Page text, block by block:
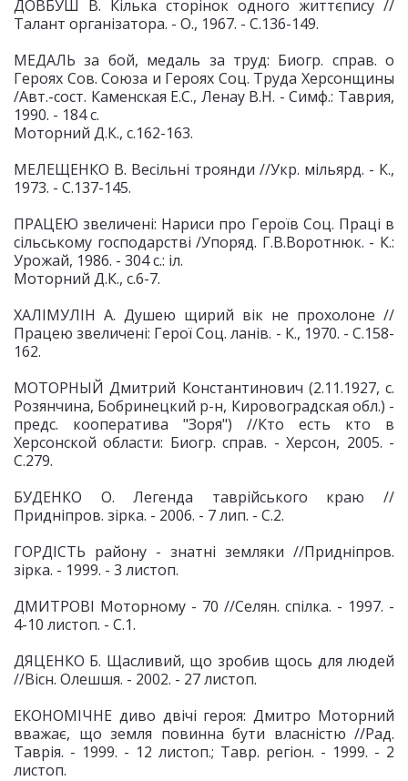
ДОВБУШ В. Кілька сторінок одного життєпису //
Талант організатора. - О., 1967. - С.136-149.
МЕДАЛЬ за бой, медаль за труд: Биогр. справ. о
Героях Сов. Союза и Героях Соц. Труда Херсонщины
/Авт.-сост. Каменская Е.С., Ленау В.Н. - Симф.: Таврия,
1990. - 184 с.
Моторний Д.К., с.162-163.
МЕЛЕЩЕНКО В. Весільні троянди //Укр. мільярд. - К.,
1973. - С.137-145.
ПРАЦЕЮ звеличені: Нариси про Героїв Соц. Праці в
сільському господарстві /Упоряд. Г.В.Воротнюк. - К.:
Урожай, 1986. - 304 с.: іл.
Моторний Д.К., с.6-7.
ХАЛІМУЛІН А. Душею щирий вік не прохолоне //
Працею звеличені: Герої Соц. ланів. - К., 1970. - С.158-
162.
МОТОРНЫЙ Дмитрий Константинович (2.11.1927, с.
Розянчина, Бобринецкий р-н, Кировоградская обл.) -
предс. кооператива "Зоря") //Кто есть кто в
Херсонской области: Биогр. справ. - Херсон, 2005. -
С.279.
БУДЕНКО О. Легенда таврійського краю //
Придніпров. зірка. - 2006. - 7 лип. - С.2.
ГОРДІСТЬ району - знатні земляки //Придніпров.
зірка. - 1999. - 3 листоп.
ДМИТРОВІ Моторному - 70 //Селян. спілка. - 1997. -
4-10 листоп. - С.1.
ДЯЦЕНКО Б. Щасливий, що зробив щось для людей
//Вісн. Олешшя. - 2002. - 27 листоп.
ЕКОНОМІЧНЕ диво двічі героя: Дмитро Моторний
вважає, що земля повинна бути власністю //Рад.
Таврія. - 1999. - 12 листоп.; Тавр. регіон. - 1999. - 2
листоп.